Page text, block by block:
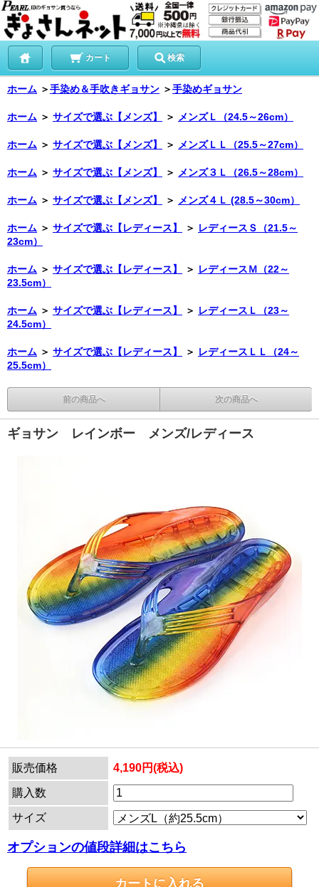
カート 検索
ホーム ＞手染め＆手吹きギョサン ＞手染めギョサン
ホーム ＞ サイズで選ぶ【メンズ】 ＞ メンズＬ（24.5～26cm）
ホーム ＞ サイズで選ぶ【メンズ】 ＞ メンズＬＬ（25.5～27cm）
ホーム ＞ サイズで選ぶ【メンズ】 ＞ メンズ３Ｌ（26.5～28cm）
ホーム ＞ サイズで選ぶ【メンズ】 ＞ メンズ４Ｌ (28.5～30cm）
ホーム ＞ サイズで選ぶ【レディース】 ＞ レディースＳ（21.5～
23cm）
ホーム ＞ サイズで選ぶ【レディース】 ＞ レディースＭ（22～
23.5cm）
ホーム ＞ サイズで選ぶ【レディース】 ＞ レディースＬ（23～
24.5cm）
ホーム ＞ サイズで選ぶ【レディース】 ＞ レディースＬＬ（24～
25.5cm）
前の商品へ 次の商品へ
ギョサン レインボー メンズ/レディース
販売価格 4,190円(税込)
購入数
サイズ
オプションの値段詳細はこちら